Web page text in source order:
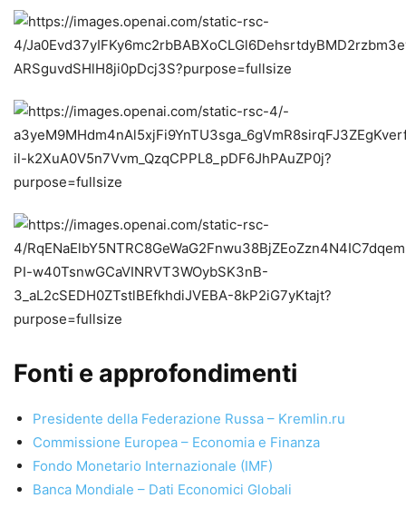
Fonti e approfondimenti
Presidente della Federazione Russa – Kremlin.ru
Commissione Europea – Economia e Finanza
Fondo Monetario Internazionale (IMF)
Banca Mondiale – Dati Economici Globali